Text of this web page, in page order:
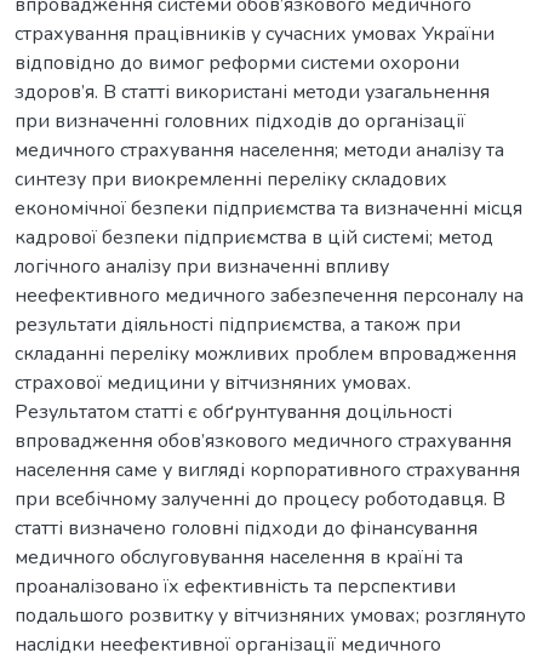
страхування працівників у сучасних умовах України
відповідно до вимог реформи системи охорони
здоров’я. В статті використані методи узагальнення
при визначенні головних підходів до організації
медичного страхування населення; методи аналізу та
синтезу при виокремленні переліку складових
економічної безпеки підприємства та визначенні місця
кадрової безпеки підприємства в цій системі; метод
логічного аналізу при визначенні впливу
неефективного медичного забезпечення персоналу на
результати діяльності підприємства, а також при
складанні переліку можливих проблем впровадження
страхової медицини у вітчизняних умовах.
Результатом статті є обґрунтування доцільності
впровадження обов’язкового медичного страхування
населення саме у вигляді корпоративного страхування
при всебічному залученні до процесу роботодавця. В
статті визначено головні підходи до фінансування
медичного обслуговування населення в країні та
проаналізовано їх ефективність та перспективи
подальшого розвитку у вітчизняних умовах; розглянуто
наслідки неефективної організації медичного